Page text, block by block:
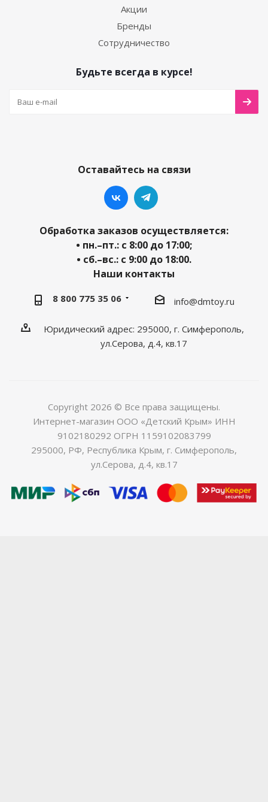
Акции
Бренды
Сотрудничество
Будьте всегда в курсе!
Оставайтесь на связи
Обработка заказов осуществляется:
• пн.–пт.: с 8:00 до 17:00;
• сб.–вс.: с 9:00 до 18:00.
Наши контакты
8 800 775 35 06 info@dmtoy.ru
Юридический адрес: 295000, г. Симферополь,
ул.Серова, д.4, кв.17
Copyright 2026 © Все права защищены.
Интернет-магазин ООО «Детский Крым» ИНН
9102180292 ОГРН 1159102083799
295000, РФ, Республика Крым, г. Симферополь,
ул.Серова, д.4, кв.17